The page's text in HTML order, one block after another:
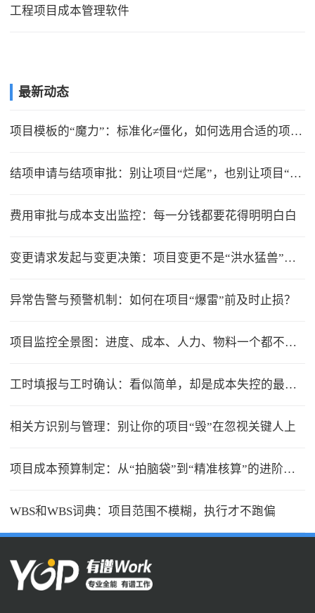
工程项目成本管理软件
最新动态
项目模板的“魔力”：标准化≠僵化，如何选用合适的项目模版？
结项申请与结项审批：别让项目“烂尾”，也别让项目“无限延期”
费用审批与成本支出监控：每一分钱都要花得明明白白
变更请求发起与变更决策：项目变更不是“洪水猛兽”，但要管住流程
异常告警与预警机制：如何在项目“爆雷”前及时止损？
项目监控全景图：进度、成本、人力、物料一个都不能少
工时填报与工时确认：看似简单，却是成本失控的最大漏洞
相关方识别与管理：别让你的项目“毁”在忽视关键人上
项目成本预算制定：从“拍脑袋”到“精准核算”的进阶之路
WBS和WBS词典：项目范围不模糊，执行才不跑偏